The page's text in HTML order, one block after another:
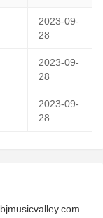
2023-09-
28
2023-09-
28
2023-09-
28
bjmusicvalley.com